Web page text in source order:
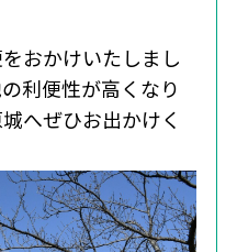
おかけいたしまし
利便性が高くなり
へぜひお出かけく